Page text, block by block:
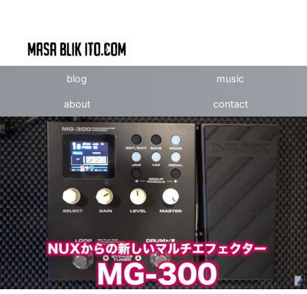
blog music
about contact